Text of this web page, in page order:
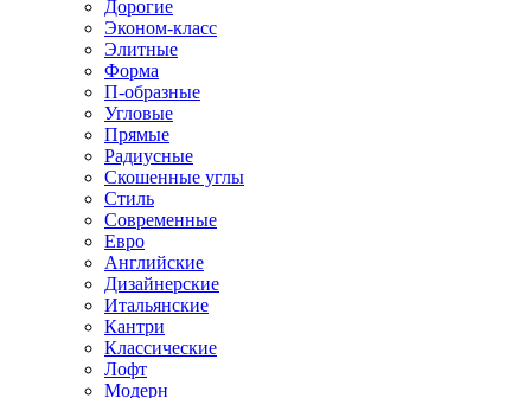
Дорогие
Эконом-класс
Элитные
Форма
П-образные
Угловые
Прямые
Радиусные
Скошенные углы
Стиль
Современные
Евро
Английские
Дизайнерские
Итальянские
Кантри
Классические
Лофт
Модерн